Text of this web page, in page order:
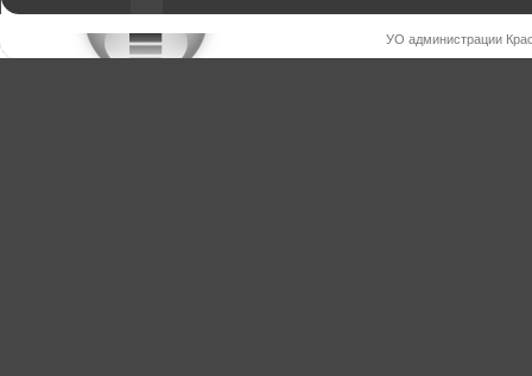
УО администрации